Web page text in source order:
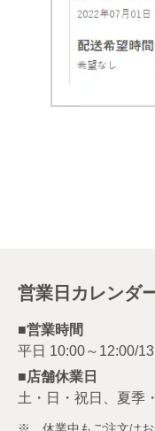
営業日カレンダ
■営業時間
■店舗休業日
土・日・祝日、夏季
※ 休業中もご注文はお